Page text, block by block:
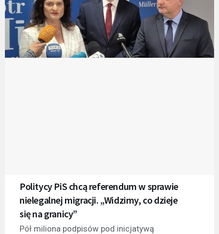
Politycy PiS chcą referendum w sprawie
nielegalnej migracji. „Widzimy, co dzieje
się na granicy”
Pół miliona podpisów pod inicjatywą